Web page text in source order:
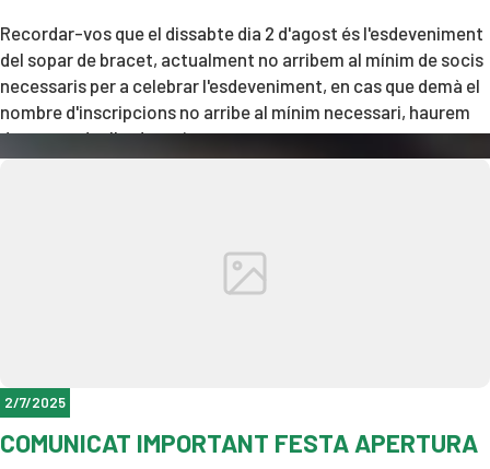
Recordar-vos que el dissabte dia 2 d'agost és l'esdeveniment
del sopar de bracet, actualment no arribem al mínim de socis
necessaris per a celebrar l'esdeveniment, en cas que demà el
nombre d'inscripcions no arribe al mínim necessari, haurem
de suspendre l'esdeveniment
2/7/2025
COMUNICAT IMPORTANT FESTA APERTURA